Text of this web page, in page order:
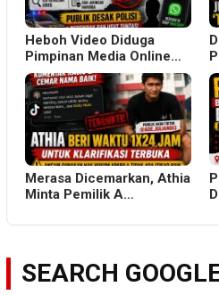
Heboh Video Diduga
Pimpinan Media Online…
Merasa Dicemarkan, Athia
Minta Pemilik A…
SEARCH